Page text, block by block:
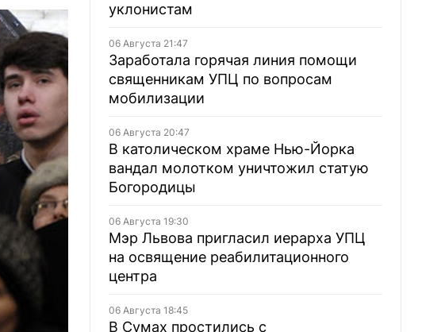
уклонистам
06 Августа 21:47
Заработала горячая линия помощи
священникам УПЦ по вопросам
мобилизации
06 Августа 20:47
В католическом храме Нью-Йорка
вандал молотком уничтожил статую
Богородицы
06 Августа 19:30
Мэр Львова пригласил иерарха УПЦ
на освящение реабилитационного
центра
06 Августа 18:45
В Сумах простились с